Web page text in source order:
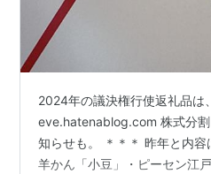
2024年の議決権行使返礼品
eve.hatenablog.com 株式分
知らせも。 ＊＊＊ 昨年と内
羊かん「小豆」・ピーセン江